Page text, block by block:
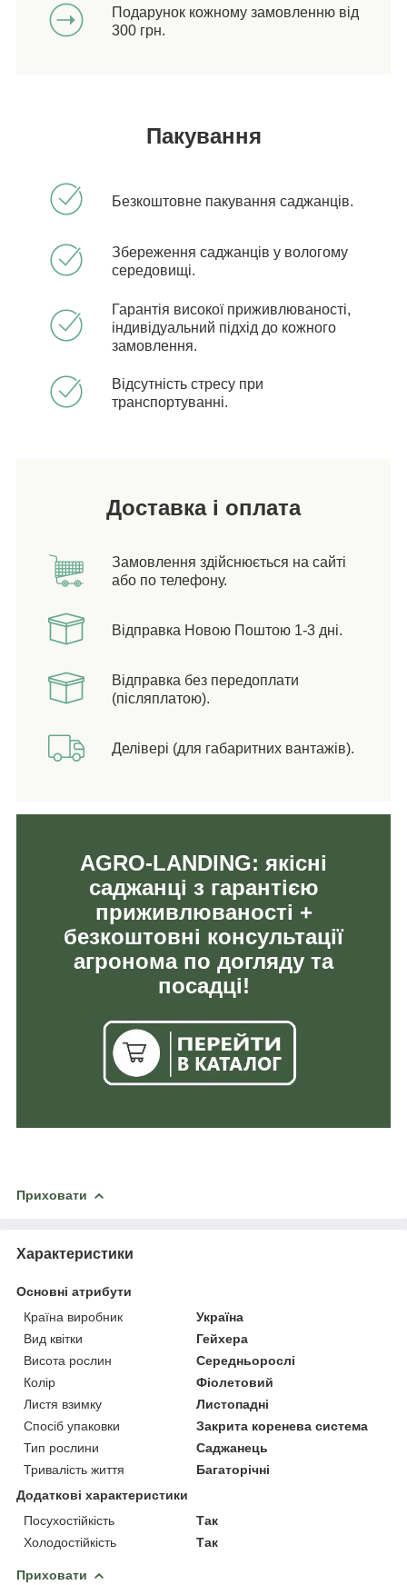
Подарунок кожному замовленню від
300 грн.
Пакування
Безкоштовне пакування саджанців.
Збереження саджанців у вологому
середовищі.
Гарантія високої приживлюваності,
індивідуальний підхід до кожного
замовлення.
Відсутність стресу при
транспортуванні.
Доставка і оплата
Замовлення здійснюється на сайті
або по телефону.
Відправка Новою Поштою 1-3 дні.
Відправка без передоплати
(післяплатою).
Делівері (для габаритних вантажів).
AGRO-LANDING: якісні
саджанці з гарантією
приживлюваності +
безкоштовні консультації
агронома по догляду та
посадці!
Приховати
Характеристики
Основні атрибути
Країна виробник
Україна
Вид квітки
Гейхера
Висота рослин
Середньорослі
Колір
Фіолетовий
Листя взимку
Листопадні
Спосіб упаковки
Закрита коренева система
Тип рослини
Саджанець
Тривалість життя
Багаторічні
Додаткові характеристики
Посухостійкість
Так
Холодостійкість
Так
Приховати